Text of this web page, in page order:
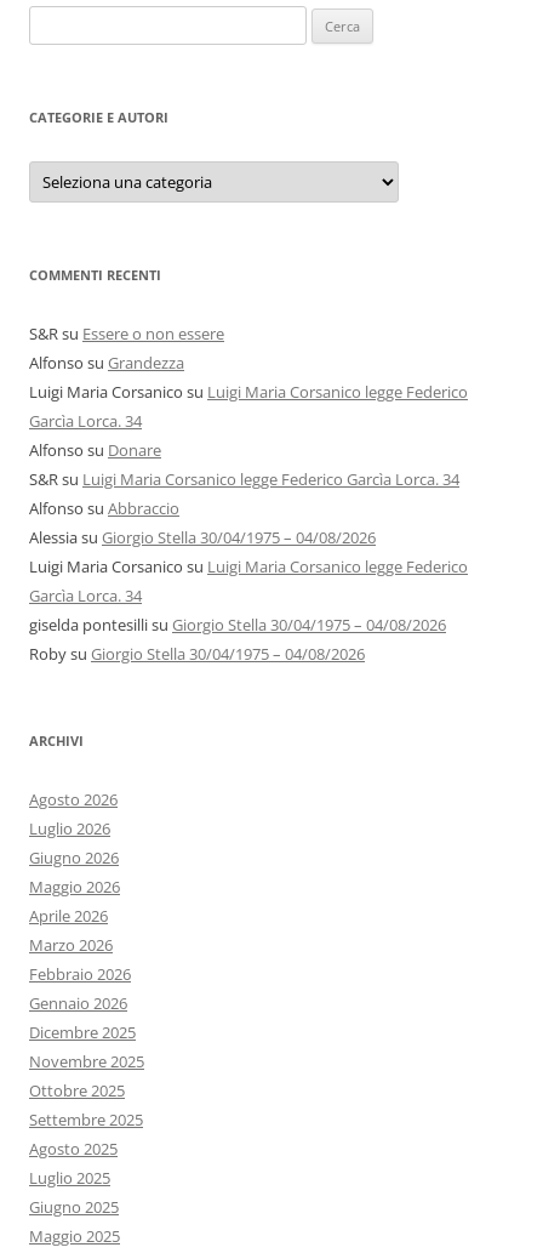
per:
CATEGORIE E AUTORI
Categorie
autori
COMMENTI RECENTI
S&Rsu Essere o non essere
Alfonso su Grandezza
Luigi Maria Corsanico su Luigi Maria Corsanico legge Federico
Garcìa Lorca. 34
Alfonso su Donare
S&Rsu Luigi Maria Corsanico legge Federico Garcìa Lorca. 34
Alfonso su Abbraccio
Alessiasu Giorgio Stella 30/04/1975 – 04/08/2026
Luigi Maria Corsanico su Luigi Maria Corsanico legge Federico
Garcìa Lorca. 34
giselda pontesillisu Giorgio Stella 30/04/1975 – 04/08/2026
Robysu Giorgio Stella 30/04/1975 – 04/08/2026
ARCHIVI
Agosto 2026
Luglio 2026
Giugno 2026
Maggio 2026
Aprile 2026
Marzo 2026
Febbraio 2026
Gennaio 2026
Dicembre 2025
Novembre 2025
Ottobre 2025
Settembre 2025
Agosto 2025
Luglio 2025
Giugno 2025
Maggio 2025